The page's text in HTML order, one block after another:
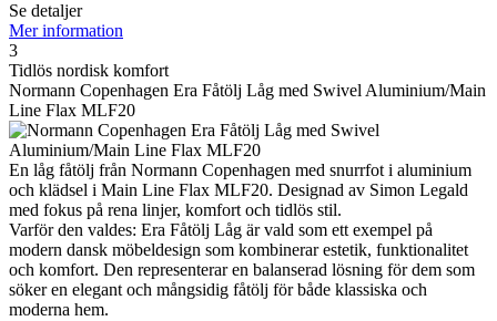
Se detaljer
Mer information
3
Tidlös nordisk komfort
Normann Copenhagen Era Fåtölj Låg med Swivel Aluminium/Main
Line Flax MLF20
En låg fåtölj från Normann Copenhagen med snurrfot i aluminium
och klädsel i Main Line Flax MLF20. Designad av Simon Legald
med fokus på rena linjer, komfort och tidlös stil.
Varför den valdes: Era Fåtölj Låg är vald som ett exempel på
modern dansk möbeldesign som kombinerar estetik, funktionalitet
och komfort. Den representerar en balanserad lösning för dem som
söker en elegant och mångsidig fåtölj för både klassiska och
moderna hem.